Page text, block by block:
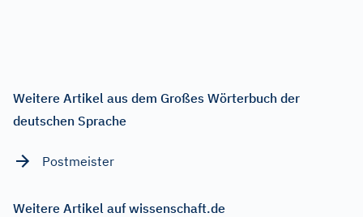
Weitere Artikel aus dem Großes Wörterbuch der
deutschen Sprache
Postmeister
Weitere Artikel auf wissenschaft.de